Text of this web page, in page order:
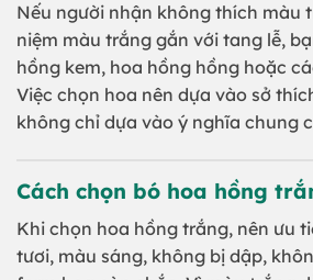
Nếu người nhận không thích màu
niệm màu trắng gắn với tang lễ,
hồng kem, hoa hồng hồng hoặc
Việc chọn hoa nên dựa vào sở
không chỉ dựa vào ý nghĩa chung
Cách chọn bó hoa hồng
Khi chọn hoa hồng trắng, nên ưu
tươi, màu sáng, không bị dập,